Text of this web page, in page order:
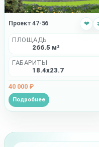
Проект 47-56 ❤
ПЛОЩАДЬ
266.5 м²
ГАБАРИТЫ
18.4x23.7
40 000 ₽
Подробнее